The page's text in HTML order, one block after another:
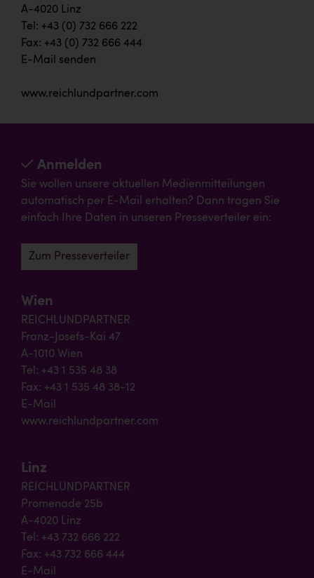
A-4020 Linz
Tel: +43 (0) 732 666 222
Fax: +43 (0) 732 666 444
E-Mail senden
www.reichlundpartner.com
Anmelden
Sie wollen unsere aktuellen Medienmitteilungen
automatisch per E-Mail erhalten? Dann tragen Sie
einfach Ihre Daten in unseren Presseverteiler ein:
Zum Presseverteiler
Wien
REICHLUNDPARTNER
Franz-Josefs-Kai 47
A-1010 Wien
Tel: +43 1 535 48 38
Fax: +43 1 535 48 38-12
E-Mail
www.reichlundpartner.com
Linz
REICHLUNDPARTNER
Promenade 25b
A-4020 Linz
Tel: +43 732 666 222
Fax: +43 732 666 444
E-Mail